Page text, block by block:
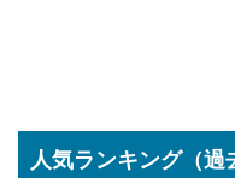
人気ランキング（過